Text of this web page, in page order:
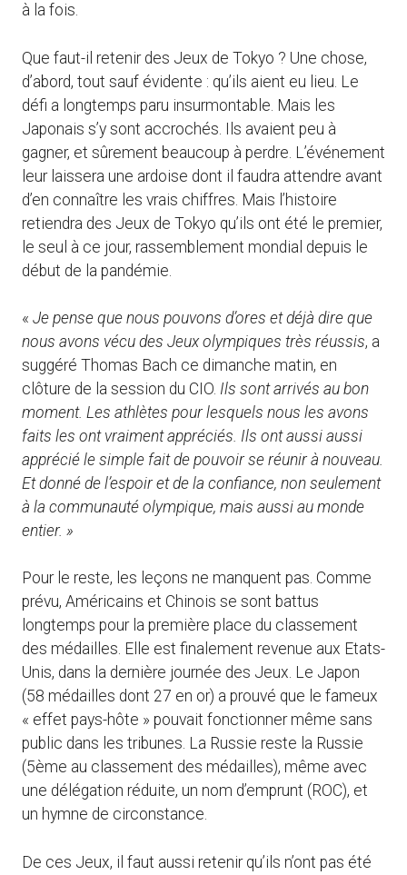
à la fois.
Que faut-il retenir des Jeux de Tokyo ? Une chose,
d’abord, tout sauf évidente : qu’ils aient eu lieu. Le
défi a longtemps paru insurmontable. Mais les
Japonais s’y sont accrochés. Ils avaient peu à
gagner, et sûrement beaucoup à perdre. L’événement
leur laissera une ardoise dont il faudra attendre avant
d’en connaître les vrais chiffres. Mais l’histoire
retiendra des Jeux de Tokyo qu’ils ont été le premier,
le seul à ce jour, rassemblement mondial depuis le
début de la pandémie.
« Je pense que nous pouvons d’ores et déjà dire que
nous avons vécu des Jeux olympiques très réussis, a
suggéré Thomas Bach ce dimanche matin, en
clôture de la session du CIO. Ils sont arrivés au bon
moment. Les athlètes pour lesquels nous les avons
faits les ont vraiment appréciés. Ils ont aussi aussi
apprécié le simple fait de pouvoir se réunir à nouveau.
Et donné de l’espoir et de la confiance, non seulement
à la communauté olympique, mais aussi au monde
entier. »
Pour le reste, les leçons ne manquent pas. Comme
prévu, Américains et Chinois se sont battus
longtemps pour la première place du classement
des médailles. Elle est finalement revenue aux Etats-
Unis, dans la dernière journée des Jeux. Le Japon
(58 médailles dont 27 en or) a prouvé que le fameux
« effet pays-hôte » pouvait fonctionner même sans
public dans les tribunes. La Russie reste la Russie
(5ème au classement des médailles), même avec
une délégation réduite, un nom d’emprunt (ROC), et
un hymne de circonstance.
De ces Jeux, il faut aussi retenir qu’ils n’ont pas été